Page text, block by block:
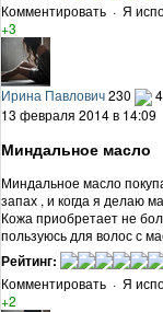
Комментировать · Я
+3
Ирина Павлович230
13 февраля 2014 в 14:09
Миндальное масло
Миндальное масло
запах , и когда я делаю
Кожа приобретает не
пользуюсь для волос с
Рейтинг:
Комментировать · Я
+2